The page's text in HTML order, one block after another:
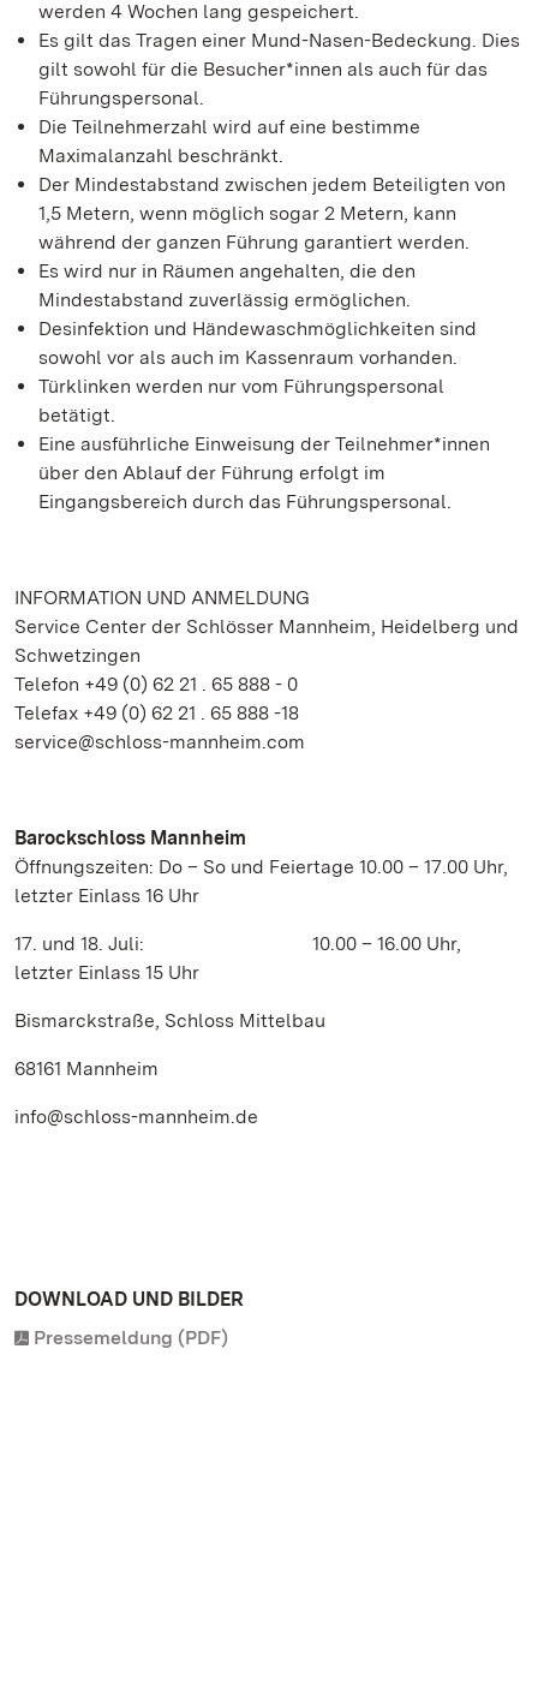
werden 4 Wochen lang gespeichert.
Es gilt das Tragen einer Mund-Nasen-Bedeckung. Dies
gilt sowohl für die Besucher*innen als auch für das
Führungspersonal.
Die Teilnehmerzahl wird auf eine bestimme
Maximalanzahl beschränkt.
Der Mindestabstand zwischen jedem Beteiligten von
1,5 Metern, wenn möglich sogar 2 Metern, kann
während der ganzen Führung garantiert werden.
Es wird nur in Räumen angehalten, die den
Mindestabstand zuverlässig ermöglichen.
Desinfektion und Händewaschmöglichkeiten sind
sowohl vor als auch im Kassenraum vorhanden.
Türklinken werden nur vom Führungspersonal
betätigt.
Eine ausführliche Einweisung der Teilnehmer*innen
über den Ablauf der Führung erfolgt im
Eingangsbereich durch das Führungspersonal.
INFORMATION UND ANMELDUNG
Service Center der Schlösser Mannheim, Heidelberg und
Schwetzingen
Telefon +49 (0) 62 21 . 65 888 - 0
Telefax +49 (0) 62 21 . 65 888 -18
service@schloss-mannheim.com
Barockschloss Mannheim
Öffnungszeiten: Do – So und Feiertage 10.00 – 17.00 Uhr,
letzter Einlass 16 Uhr
17. und 18. Juli: 10.00 – 16.00 Uhr,
letzter Einlass 15 Uhr
Bismarckstraße, Schloss Mittelbau
68161 Mannheim
info@schloss-mannheim.de
DOWNLOAD UND BILDER
Pressemeldung (PDF)